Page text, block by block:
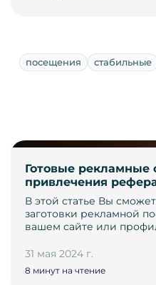
посещения стабильные
Готовые рекламные
привлечения
В этой статье Вы
заготовки рекламной
вашем сайте или
31 мая 2024 г.
8 минут на чтение